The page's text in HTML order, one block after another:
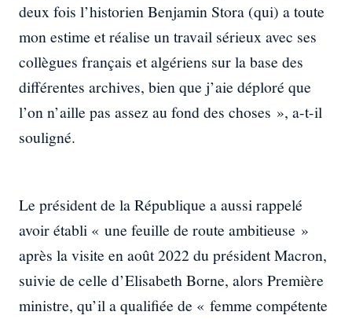
deux fois l’historien Benjamin Stora (qui) a toute
mon estime et réalise un travail sérieux avec ses
collègues français et algériens sur la base des
différentes archives, bien que j’aie déploré que
l’on n’aille pas assez au fond des choses », a-t-il
souligné.
Le président de la République a aussi rappelé
avoir établi « une feuille de route ambitieuse »
après la visite en août 2022 du président Macron,
suivie de celle d’Elisabeth Borne, alors Première
ministre, qu’il a qualifiée de « femme compétente